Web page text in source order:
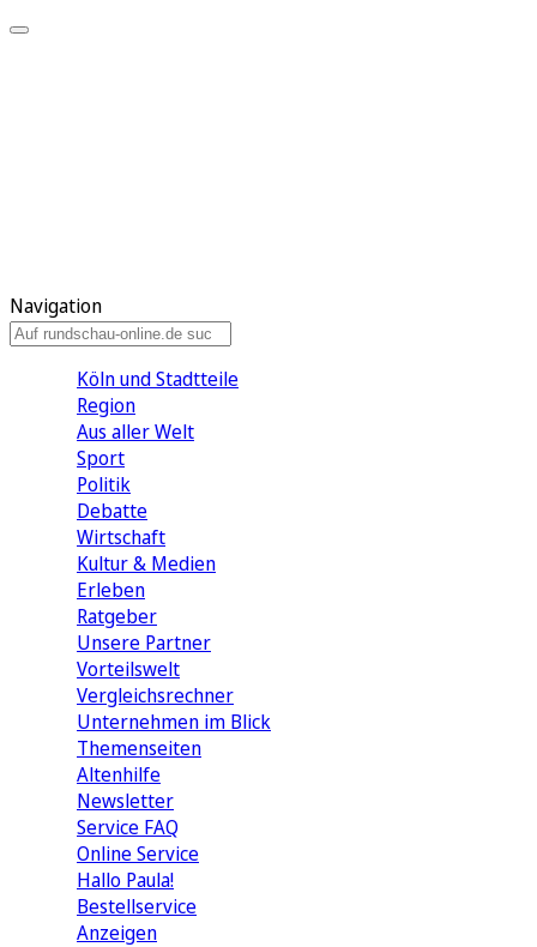
Navigation
Köln und Stadtteile
Region
Aus aller Welt
Sport
Politik
Debatte
Wirtschaft
Kultur & Medien
Erleben
Ratgeber
Unsere Partner
Vorteilswelt
Vergleichsrechner
Unternehmen im Blick
Themenseiten
Altenhilfe
Newsletter
Service FAQ
Online Service
Hallo Paula!
Bestellservice
Anzeigen